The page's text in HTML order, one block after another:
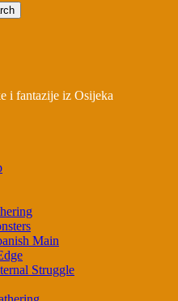
i fantazije iz Osijeka
Main
Struggle